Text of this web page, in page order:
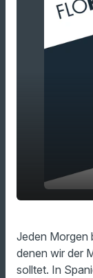
play_arrow
00:00
Jeden Morgen
denen wir der
solltet. In